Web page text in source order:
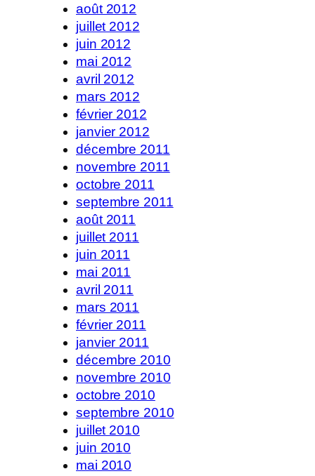
août 2012
juillet 2012
juin 2012
mai 2012
avril 2012
mars 2012
février 2012
janvier 2012
décembre 2011
novembre 2011
octobre 2011
septembre 2011
août 2011
juillet 2011
juin 2011
mai 2011
avril 2011
mars 2011
février 2011
janvier 2011
décembre 2010
novembre 2010
octobre 2010
septembre 2010
juillet 2010
juin 2010
mai 2010